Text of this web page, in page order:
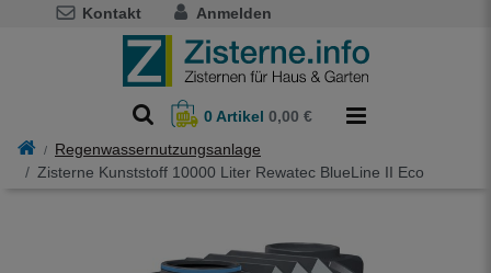
Kontakt Anmelden
0Artikel 0,00 €
Regenwassernutzungsanlage
Zisterne Kunststoff 10000 Liter Rewatec BlueLine II Eco